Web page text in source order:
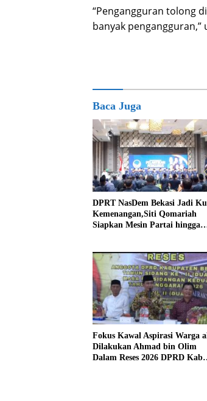
“Pengangguran tolong
banyak
Baca Juga
DPRT NasDem Bekasi Jadi
Kemenangan,Siti Qomariah
Siapkan Mesin Partai hingga
Fokus Kawal Aspirasi Warga
Dilakukan Ahmad bin Olim
Dalam Reses 2026 DPRD Kab